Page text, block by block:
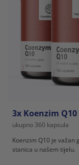
3x Koenzim Q10
ukupno 360 kapsula
Koenzim Q10 je važan
stanica u našem tijelu.